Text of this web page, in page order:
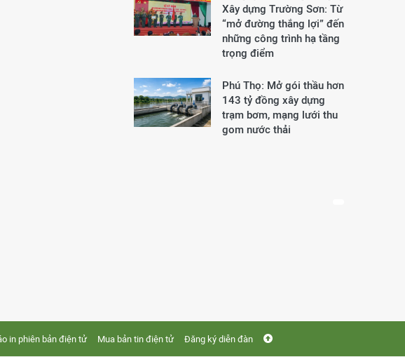
Xây dựng Trường Sơn: Từ
“mở đường thắng lợi” đến
những công trình hạ tầng
trọng điểm
Phú Thọ: Mở gói thầu hơn
143 tỷ đồng xây dựng
trạm bơm, mạng lưới thu
gom nước thải
in phiên bản điện tử Mua bản tin điện tử Đăng ký diễn đàn